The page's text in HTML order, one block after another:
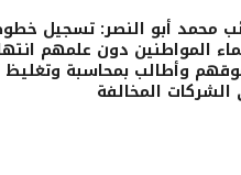
محمد أبو النصر: تسجيل
المواطنين دون علمهم
وأطالب بمحاسبة وتغليظ
الشركات المخالفة